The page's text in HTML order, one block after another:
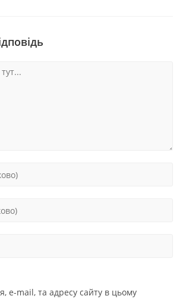
e-mail, та адресу сайту в цьому